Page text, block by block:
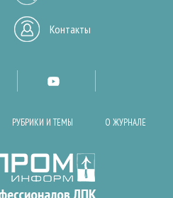
Контакты
РУБРИКИ И ТЕМЫ О ЖУРНАЛЕ